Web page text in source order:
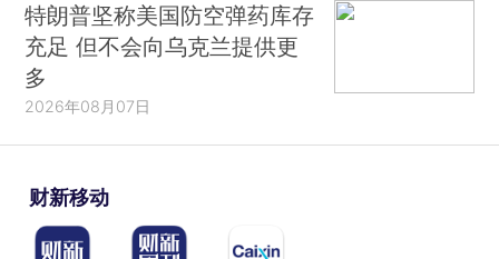
特朗普坚称美国防空弹药库存
充足 但不会向乌克兰提供更
多
2026年08月07日
财新移动